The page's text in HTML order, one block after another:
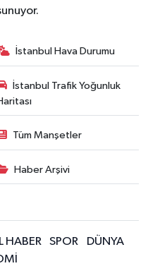
İstanbul Hava Durumu
İstanbul Trafik Yoğunluk
Tüm Manşetler
Haber Arşivi
HABER SPOR
DÜNYA